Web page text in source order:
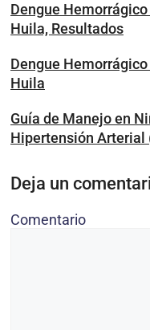
Dengue
Huila, Resultados
Dengue
Huila
Guía de Manejo en
Hipertensión Arterial
Deja un
Comentario